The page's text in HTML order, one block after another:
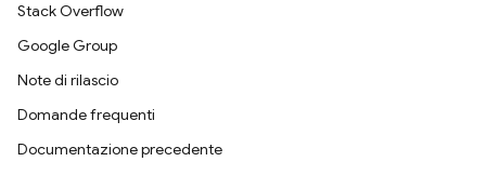
Stack Overflow
Google Group
Note di rilascio
Domande frequenti
Documentazione precedente